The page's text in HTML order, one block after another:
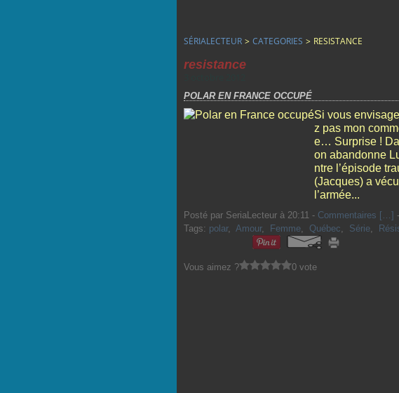
SÉRIALECTEUR > CATEGORIES > RESISTANCE
resistance
POLAR EN FRANCE OCCUPÉ
Si vous
z pas mon
e… Surprise !
on abandonne
ntre l’épisode
(Jacques) a
l’armée...
Posté par SeriaLecteur à 20:11 - Commentaires […]
Tags: polar, Amour, Femme, Québec, Série,
Vous aimez ? 0 vote